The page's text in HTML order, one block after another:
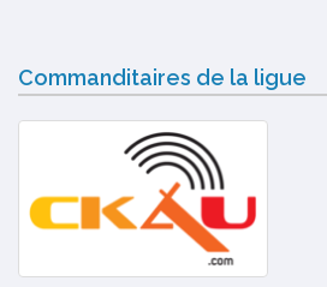
Commanditaires de la ligue